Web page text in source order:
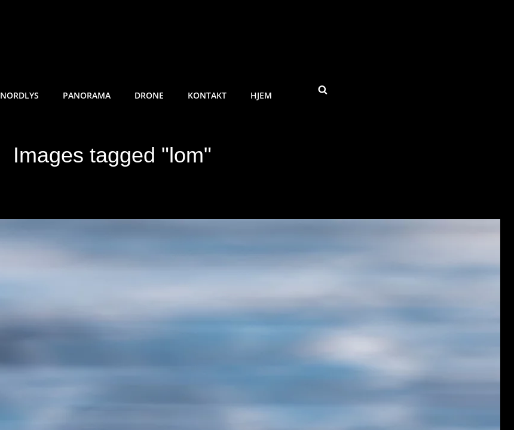
NORDLYS PANORAMA DRONE KONTAKT HJEM
Images tagged "lom"